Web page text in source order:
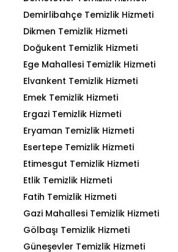
Demirlibahçe Temizlik Hizmeti
Dikmen Temizlik Hizmeti
Doğukent Temizlik Hizmeti
Ege Mahallesi Temizlik Hizmeti
Elvankent Temizlik Hizmeti
Emek Temizlik Hizmeti
Ergazi Temizlik Hizmeti
Eryaman Temizlik Hizmeti
Esertepe Temizlik Hizmeti
Etimesgut Temizlik Hizmeti
Etlik Temizlik Hizmeti
Fatih Temizlik Hizmeti
Gazi Mahallesi Temizlik Hizmeti
Gölbaşı Temizlik Hizmeti
Güneşevler Temizlik Hizmeti